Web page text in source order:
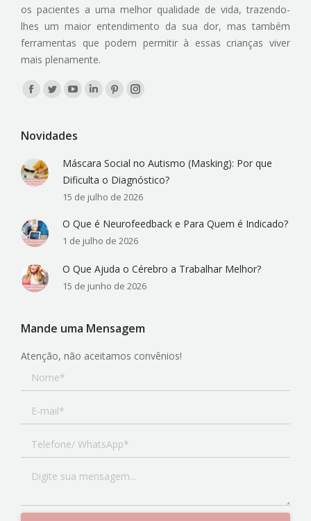
os pacientes a uma melhor qualidade de vida, trazendo-
lhes um maior entendimento da sua dor, mas também
ferramentas que podem permitir à essas crianças viver
mais plenamente.
Encontre-nos em:
Facebook
TwitterYouTubeLinkedinPinterestInstagram
Novidades
Máscara Social no Autismo (Masking): Por que
Dificulta o Diagnóstico?
15 de julho de 2026
O Que é Neurofeedback e Para Quem é Indicado?
1 de julho de 2026
O Que Ajuda o Cérebro a Trabalhar Melhor?
15 de junho de 2026
Mande uma Mensagem
Atenção, não aceitamos convênios!